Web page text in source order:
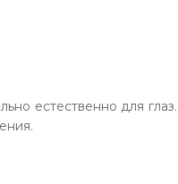
естественно для